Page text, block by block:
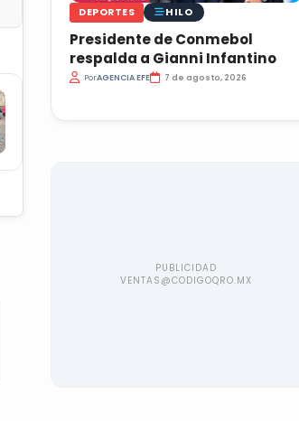
DEPORTES HILO
Presidente de Conmebol
respalda a Gianni Infantino
PorAGENCIA EFE 7 de agosto, 2026